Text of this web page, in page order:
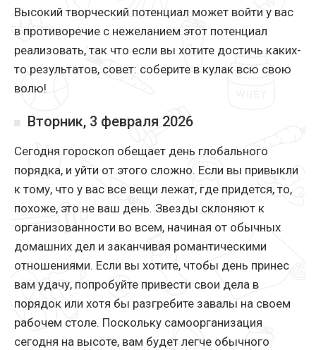
Высокий творческий потенциал может войти у вас
в противоречие с нежеланием этот потенциал
реализовать, так что если вы хотите достичь каких-
то результатов, совет: соберите в кулак всю свою
волю!
Вторник, 3 февраля 2026
Сегодня гороскоп обещает день глобального
порядка, и уйти от этого сложно. Если вы привыкли
к тому, что у вас все вещи лежат, где придется, то,
похоже, это не ваш день. Звезды склоняют к
организованности во всем, начиная от обычных
домашних дел и заканчивая романтическими
отношениями. Если вы хотите, чтобы день принес
вам удачу, попробуйте привести свои дела в
порядок или хотя бы разгребите завалы на своем
рабочем столе. Поскольку самоорганизация
сегодня на высоте, вам будет легче обычного